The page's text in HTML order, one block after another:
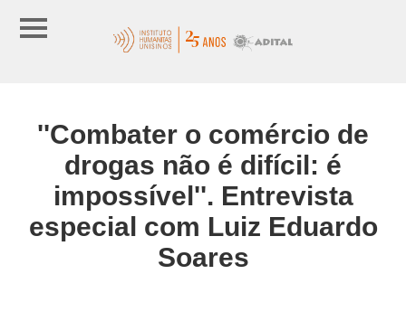
''Combater o comércio de
drogas não é difícil: é
impossível''. Entrevista
especial com Luiz Eduardo
Soares